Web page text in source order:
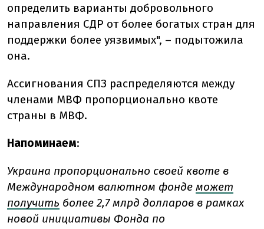
определить варианты добровольного
направления СДР от более богатых стран для
поддержки более уязвимых", – подытожила
она.
Ассигнования СПЗ распределяются между
членами МВФ пропорционально квоте
страны в МВФ.
Напоминаем:
Украина пропорционально своей квоте в
Международном валютном фонде может
получить более 2,7 млрд долларов в рамках
новой инициативы Фонда по